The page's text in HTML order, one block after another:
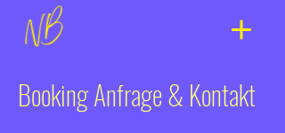
Booking Anfrage & Kontakt